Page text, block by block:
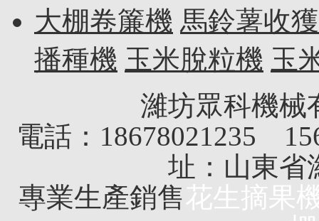
大棚卷簾機 馬鈴薯收
播種機 玉米脫粒機 玉
濰坊眾科機
電話：18678021235
址：山東省
專業生產銷售花生摘果